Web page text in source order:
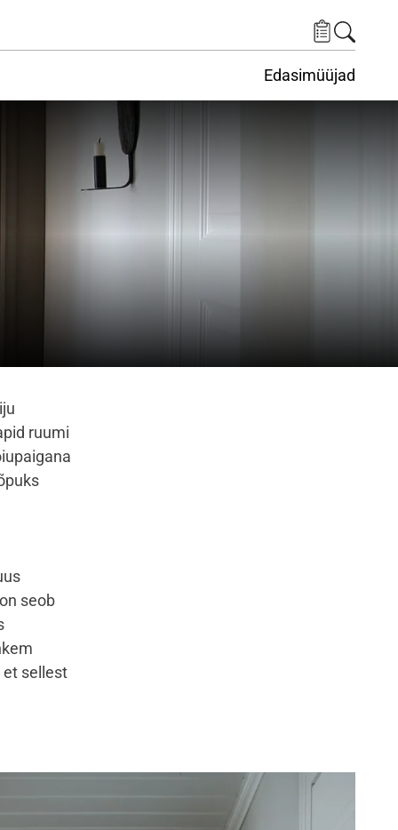
Edasimüüjad
ruumi
seob
et sellest